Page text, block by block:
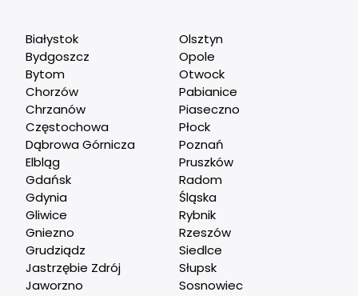
Białystok
Bydgoszcz
Bytom
Chorzów
Chrzanów
Częstochowa
Dąbrowa Górnicza
Elbląg
Gdańsk
Gdynia
Gliwice
Gniezno
Grudziądz
Jastrzębie Zdrój
Jaworzno
Olsztyn
Opole
Otwock
Pabianice
Piaseczno
Płock
Poznań
Pruszków
Radom
Śląska
Rybnik
Rzeszów
Siedlce
Słupsk
Sosnowiec